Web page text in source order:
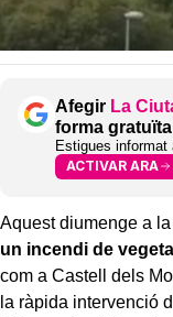
Afegir La
forma gratuïta
Estigues
ACTIVAR ARA
Aquest diumenge a
un incendi de
com a Castell dels
la ràpida intervenció